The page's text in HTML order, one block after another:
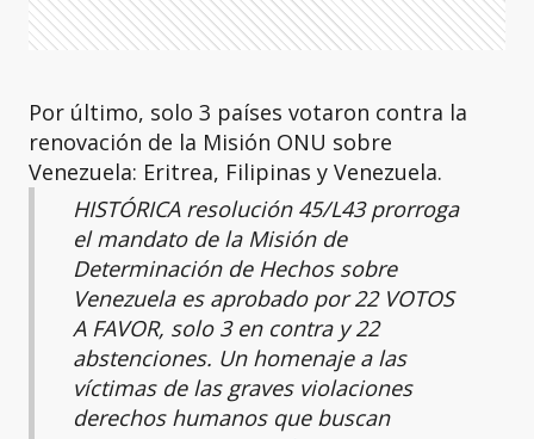
Por último, solo 3 países votaron contra la
renovación de la Misión ONU sobre
Venezuela: Eritrea, Filipinas y Venezuela.
HISTÓRICA resolución 45/L43 prorroga
el mandato de la Misión de
Determinación de Hechos sobre
Venezuela es aprobado por 22 VOTOS
A FAVOR, solo 3 en contra y 22
abstenciones. Un homenaje a las
víctimas de las graves violaciones
derechos humanos que buscan